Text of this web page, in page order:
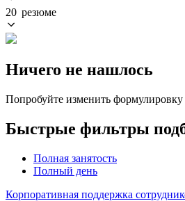
20 резюме
Ничего не нашлось
Попробуйте изменить
Быстрые фильтры
Полная занятость
Полный день
Корпоративная поддержка